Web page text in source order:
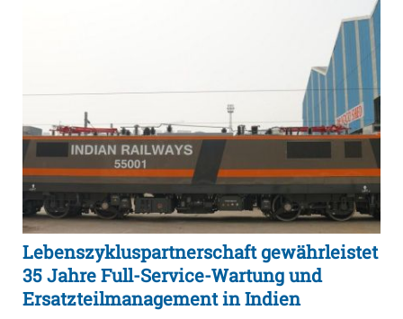
Lebenszykluspartnerschaft gewährleistet
35 Jahre Full-Service-Wartung und
Ersatzteilmanagement in Indien